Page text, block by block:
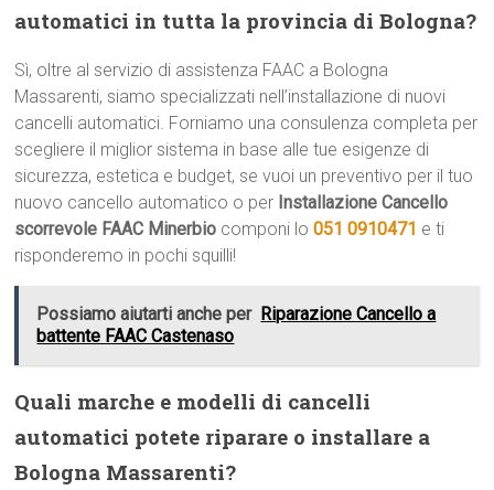
automatici in tutta la provincia di Bologna?
Sì, oltre al servizio di assistenza FAAC a Bologna
Massarenti, siamo specializzati nell’installazione di nuovi
cancelli automatici. Forniamo una consulenza completa per
scegliere il miglior sistema in base alle tue esigenze di
sicurezza, estetica e budget, se vuoi un preventivo per il tuo
nuovo cancello automatico o per Installazione Cancello
scorrevole FAAC Minerbio componi lo051 0910471 e ti
risponderemo in pochi squilli!
Possiamo aiutarti anche per Riparazione Cancello a
battente FAAC Castenaso
Quali marche e modelli di cancelli
automatici potete riparare o installare a
Bologna Massarenti?